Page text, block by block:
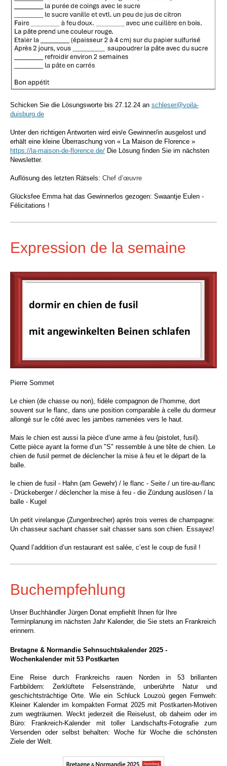
Schicken Sie die Lösungsworte bis 27.12.24 an schleser@voila-
duisburg.de
Unter den richtigen Antworten wird ein/e Gewinner/in ausgelost und
erhält eine kleine Überraschung von « La Maison de Florence »
https://la-maison-de-florence.de/ Die Lösung finden Sie im nächsten
Newsletter.
Auflösung des letzten Rätsels: Chef d’œuvre
Glücksfee Emma hat das Gewinnerlos gezogen: Swaantje Eulen -
Félicitations !
Expression de la semaine
Pierre Sommet
Le chien (de chasse ou non), fidèle compagnon de l’homme, dort
souvent sur le flanc, dans une position comparable à celle du dormeur
allongé sur le côté avec les jambes ramenées vers le haut.
Mais le chien est aussi la pièce d’une arme à feu (pistolet, fusil).
Cette pièce ayant la forme d’un "S" ressemble à une tête de chien. Le
chien de fusil permet de déclencher la mise à feu et le départ de la
balle.
le chien de fusil - Hahn (am Gewehr) / le flanc - Seite / un tire-au-flanc
- Drückeberger / déclencher la mise à feu - die Zündung auslösen / la
balle - Kugel
Un petit virelangue (Zungenbrecher) après trois verres de champagne:
Un chasseur sachant chasser sait chasser sans son chien. Essayez!
Quand l’addition d’un restaurant est salée, c’est le coup de fusil !
Buchempfehlung
Unser Buchhändler Jürgen Donat empfiehlt Ihnen für Ihre
Terminplanung im nächsten Jahr Kalender, die Sie stets an Frankreich
erinnern.
Bretagne & Normandie Sehnsuchtskalender 2025 -
Wochenkalender mit 53 Postkarten
Eine Reise durch Frankreichs rauen Norden in 53 brillanten
Farbbildern: Zerklüftete Felsenstrände, unberührte Natur und
geschichtsträchtige Orte. Wie ein Schluck Louzoù gegen Fernweh:
Kleiner Kalender im kompakten Format 2025 mit Postkarten-Motiven
zum wegträumen. Weckt jederzeit die Reiselust, ob daheim oder im
Büro: Frankreich-Kalender mit toller Landschafts-Fotografie zum
Versenden oder selbst behalten: Woche für Woche die schönsten
Ziele der Welt.